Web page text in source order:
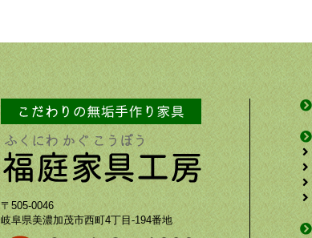
〒505-0046
岐阜県美濃加茂市西町4丁目-194番地